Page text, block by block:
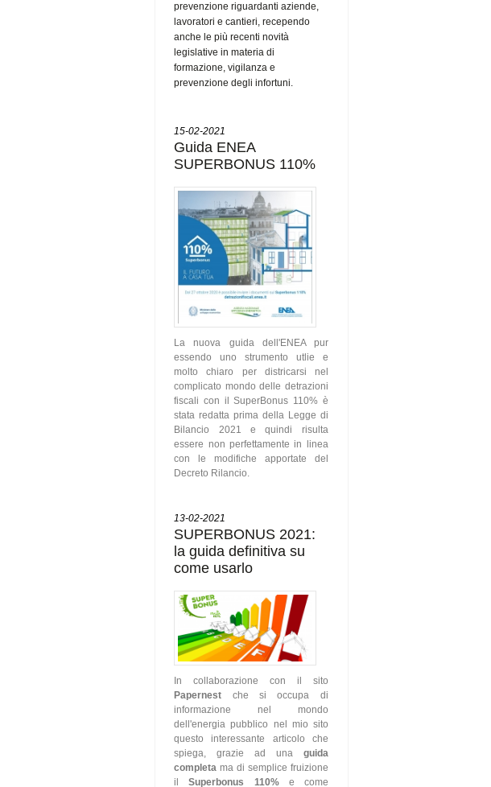
prevenzione riguardanti aziende,
lavoratori e cantieri, recependo
anche le più recenti novità
legislative in materia di
formazione, vigilanza e
prevenzione degli infortuni.
15-02-2021
Guida ENEA
SUPERBONUS 110%
La nuova guida dell'ENEA pur
essendo uno strumento utlie e
molto chiaro per districarsi nel
complicato mondo delle detrazioni
fiscali con il SuperBonus 110% è
stata redatta prima della Legge di
Bilancio 2021 e quindi risulta
essere non perfettamente in linea
con le modifiche apportate del
Decreto Rilancio.
13-02-2021
SUPERBONUS 2021:
la guida definitiva su
come usarlo
In collaborazione con il sito
Papernest che si occupa di
informazione nel mondo
dell'energia pubblico nel mio sito
questo interessante articolo che
spiega, grazie ad una guida
completa ma di semplice fruizione
ilSuperbonus 110%e come